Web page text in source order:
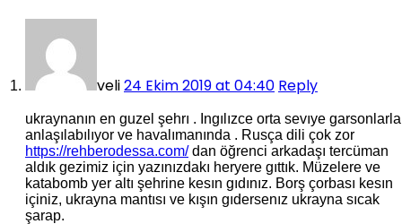
veli24 Ekim 2019 at 04:40 Reply
ukraynanın en guzel şehrı . Ingılızce orta sevıye garsonlarla
anlaşılabılıyor ve havalımanında . Rusça dili çok zor
https://rehberodessa.com/dan öğrenci arkadaşı tercüman
aldık gezimiz için yazınızdakı heryere gıttık. Müzelere ve
katabomb yer altı şehrine kesın gıdınız. Borş çorbası kesın
içiniz, ukrayna mantısı ve kışın gıdersenız ukrayna sıcak
şarap.